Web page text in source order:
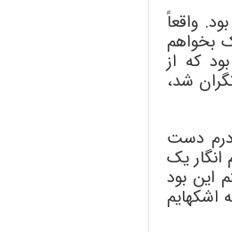
واقعاً
بخواهم
که از
شد،
دست
یک
این بود